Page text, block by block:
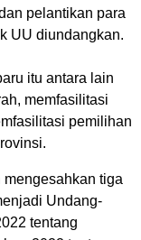
pelantikan para
UU diundangkan.
itu antara lain
memfasilitasi
pemilihan
tiga
Undang-
tentang